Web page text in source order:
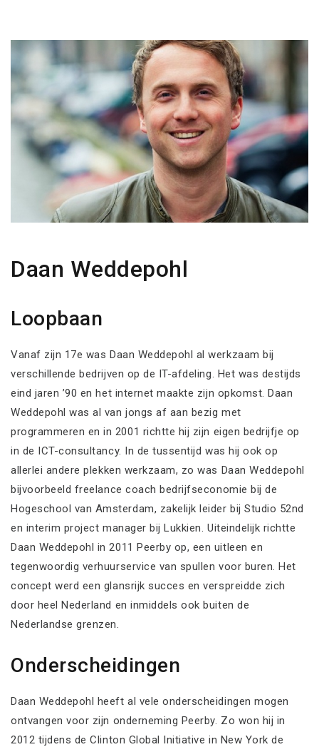
Daan Weddepohl
Loopbaan
Vanaf zijn 17e was Daan Weddepohl al werkzaam bij
verschillende bedrijven op de IT-afdeling. Het was destijds
eind jaren ’90 en het internet maakte zijn opkomst. Daan
Weddepohl was al van jongs af aan bezig met
programmeren en in 2001 richtte hij zijn eigen bedrijfje op
in de ICT-consultancy. In de tussentijd was hij ook op
allerlei andere plekken werkzaam, zo was Daan Weddepohl
bijvoorbeeld freelance coach bedrijfseconomie bij de
Hogeschool van Amsterdam, zakelijk leider bij Studio 52nd
en interim project manager bij Lukkien. Uiteindelijk richtte
Daan Weddepohl in 2011 Peerby op, een uitleen en
tegenwoordig verhuurservice van spullen voor buren. Het
concept werd een glansrijk succes en verspreidde zich
door heel Nederland en inmiddels ook buiten de
Nederlandse grenzen.
Onderscheidingen
Daan Weddepohl heeft al vele onderscheidingen mogen
ontvangen voor zijn onderneming Peerby. Zo won hij in
2012 tijdens de Clinton Global Initiative in New York de